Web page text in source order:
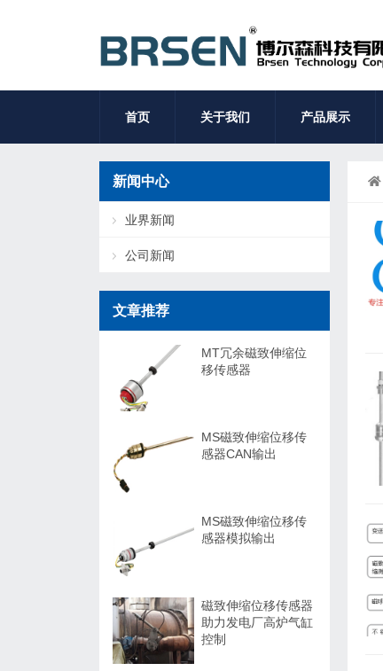
首页 关于我们 产品展示
新闻中心
业界新闻
公司新闻
文章推荐
MT冗余磁致伸缩位
移传感器
MS磁致伸缩位移传
感器CAN输出
MS磁致伸缩位移传
感器模拟输出
磁致伸缩位移传感器
助力发电厂高炉气缸
控制